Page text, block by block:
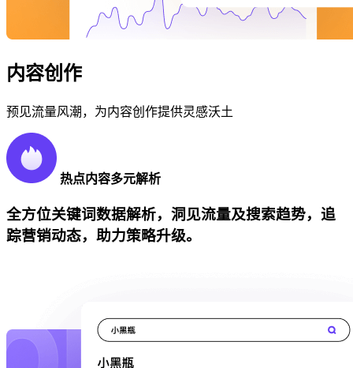
内容创作
预见流量风潮，为内容创作提供灵感沃土
热点内容多元解析
全方位关键词数据解析，洞见流量及搜索趋势，追
踪营销动态，助力策略升级。